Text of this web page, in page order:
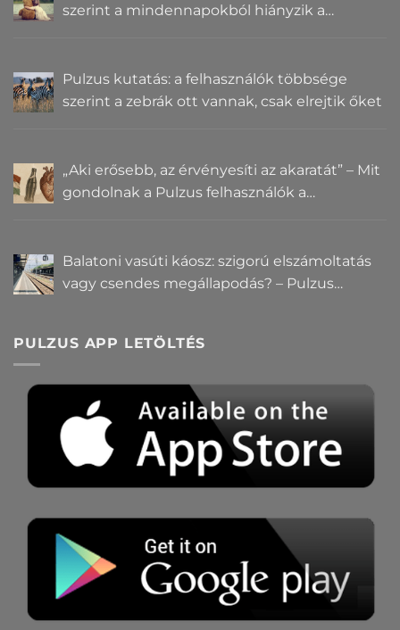
szerint a mindennapokból hiányzik a
Pulzus kutatás: a felhasználók többsége
szerint a zebrák ott vannak, csak elrejtik őket
„Aki erősebb, az érvényesíti az akaratát” – Mit
gondolnak a Pulzus felhasználók a
Balatoni vasúti káosz: szigorú elszámoltatás
vagy csendes megállapodás? – Pulzus
PULZUS APP LETÖLTÉS